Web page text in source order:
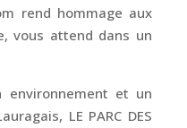
rend hommage aux
vous attend dans un
environnement et un
LE PARC DES